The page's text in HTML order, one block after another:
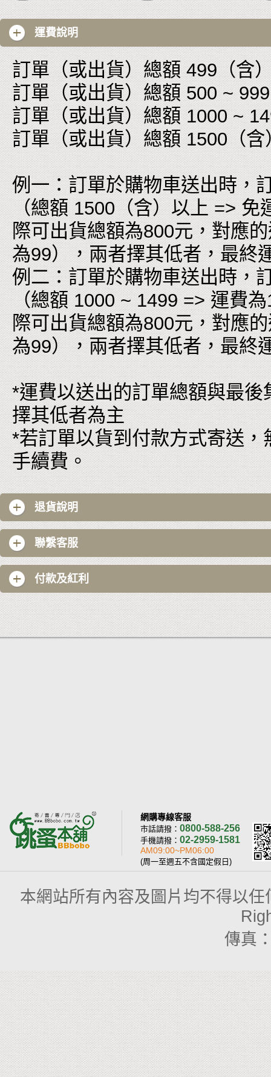
運費說明
訂單（或出貨）總額 499（含
訂單（或出貨）總額 500 ~
訂單（或出貨）總額 1000 ~
訂單（或出貨）總額 1500（
例一：訂單於購物車送出時，
（總額 1500（含）以上 => 免
際可出貨總額為800元，對應
為99），兩者擇其低者，最終
例二：訂單於購物車送出時，
（總額 1000 ~ 1499 => 運費
際可出貨總額為800元，對應
為99），兩者擇其低者，最終
*運費以送出的訂單總額與最
擇其低者為主
*若訂單以貨到付款方式寄送
手續費。
退貨說明
聯繫客服
付款及紅利
網購專線客服
市話請撥： 0800-588-256
手機請撥： 02-2959-1581
AM09:00~PM06:00
(周一至週五不含國定假日)
本網站所有內容及圖片均不得以
傳真